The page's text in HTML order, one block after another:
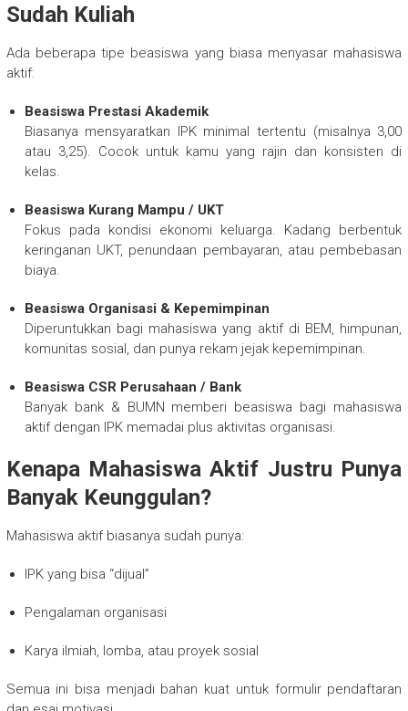
Sudah Kuliah
Ada beberapa tipe beasiswa yang biasa menyasar mahasiswa
aktif:
Beasiswa Prestasi Akademik
Biasanya mensyaratkan IPK minimal tertentu (misalnya 3,00
atau 3,25). Cocok untuk kamu yang rajin dan konsisten di
kelas.
Beasiswa Kurang Mampu / UKT
Fokus pada kondisi ekonomi keluarga. Kadang berbentuk
keringanan UKT, penundaan pembayaran, atau pembebasan
biaya.
Beasiswa Organisasi & Kepemimpinan
Diperuntukkan bagi mahasiswa yang aktif di BEM, himpunan,
komunitas sosial, dan punya rekam jejak kepemimpinan.
Beasiswa CSR Perusahaan / Bank
Banyak bank & BUMN memberi beasiswa bagi mahasiswa
aktif dengan IPK memadai plus aktivitas organisasi.
Kenapa Mahasiswa Aktif Justru Punya
Banyak Keunggulan?
Mahasiswa aktif biasanya sudah punya:
IPK yang bisa “dijual”
Pengalaman organisasi
Karya ilmiah, lomba, atau proyek sosial
Semua ini bisa menjadi bahan kuat untuk formulir pendaftaran